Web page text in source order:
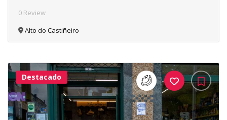
0 Review
Alto do Castiñeiro
38Me
Gusta
Destacado